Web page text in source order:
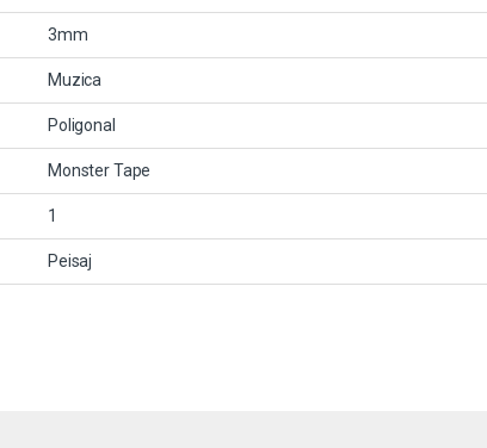
3mm
Muzica
Poligonal
Monster Tape
1
Peisaj